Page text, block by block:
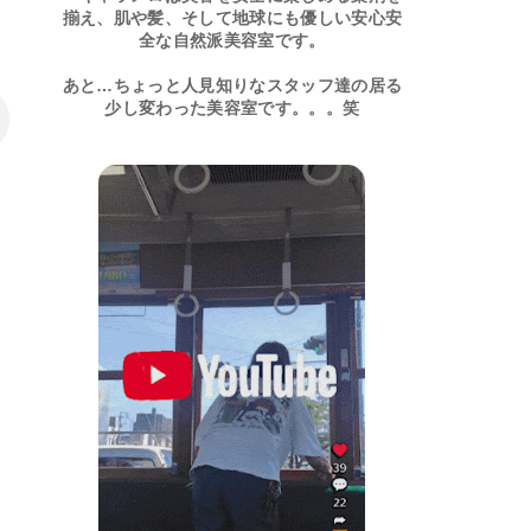
揃え、肌や髪、そして地球にも優しい安心安
全な自然派美容室です。
あと…ちょっと人見知りなスタッフ達の居る
少し変わった美容室です。。。笑